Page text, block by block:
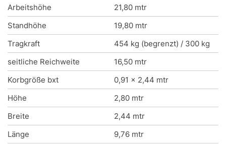
Arbeitshöhe
21,80 mtr
Standhöhe
19,80 mtr
Tragkraft
454 kg (begrenzt) / 300 kg
seitliche Reichweite
16,50 mtr
Korbgröße bxt
0,91 x 2,44 mtr
Höhe
2,80 mtr
Breite
2,44 mtr
Länge
9,76 mtr